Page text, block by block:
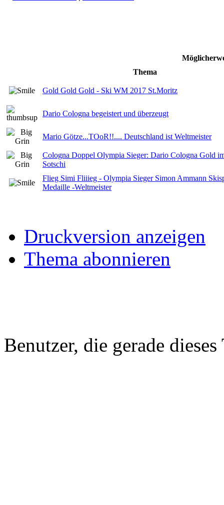
Thema
Gold Gold Gold - Ski WM 2017 St.Moritz
Dario Cologna begeistert und überzeugt
Mario Götze...TOoR!!.... Deutschland ist Weltmeister
Cologna Doppel Olympia Sieger: Dario Cologna Gold
Sotschi
Flieg Simi Fliiieg - Olympia Sieger Simon Ammann
Medaille -Weltmeister
Druckversion anzeigen
Thema abonnieren
Benutzer, die gerade